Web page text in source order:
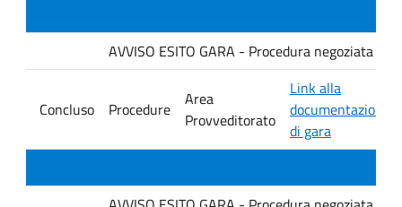
AVVISO ESITO GARA - Procedura negoziata
Concluso Procedure
Area
Provveditorato
Link alla
documentazione
di gara